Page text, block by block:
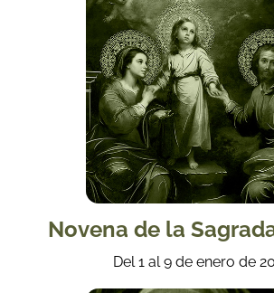
Novena de la
Del 1 al 9 de enero de